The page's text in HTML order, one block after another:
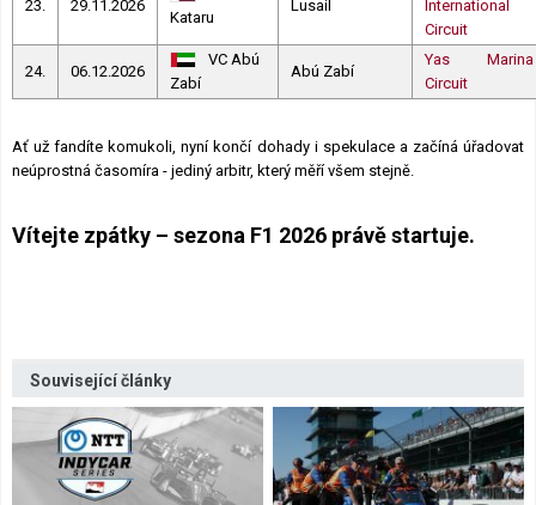
23. 29.11.2026
Kataru
Lusail
International
Circuit
24. 06.12.2026
VC Abú
Zabí
Abú Zabí
Yas Marina
Circuit
Ať už fandíte komukoli, nyní končí dohady i spekulace a začíná úřadovat
neúprostná časomíra - jediný arbitr, který měří všem stejně.
Vítejte zpátky – sezona F1 2026 právě startuje.
Související články